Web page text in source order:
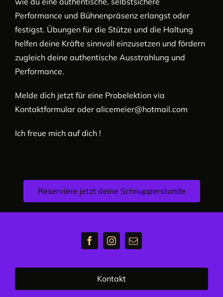
Performance und Bühnenpräsenz erlangst oder
festigst. Übungen für die Stütze und die Haltung
helfen deine Kräfte sinnvoll einzusetzen und fördern
zugleich deine authentische Ausstrahlung und
Performance.
Melde dich jetzt für eine Probelektion via
Kontaktformular oder alicemeier@hotmail.com
Ich freue mich auf dich !
Reserviere jetzt deine Schnupperstunde
Kontakt